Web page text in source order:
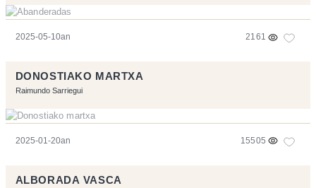
2025-05-10an 2161
DONOSTIAKO MARTXA
Raimundo Sarriegui
2025-01-20an 15505
ALBORADA VASCA